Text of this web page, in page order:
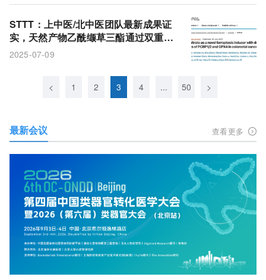
STTT：上中医/北中医团队最新成果证
实，天然产物乙酰缬草三酯通过双重铁
死亡机制，抑制肠癌的生长、转移和耐
2025-07-09
< 1 2 3 4 ... 50 >
最新会议 查看更多